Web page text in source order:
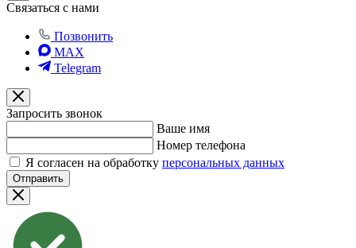
Связаться с нами
Позвонить
MAX
Telegram
Запросить звонок
Ваше имя
Номер телефона
Я согласен на обработку персональных данных
Отправить